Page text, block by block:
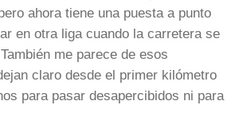
ahora tiene una puesta a punto
en otra liga cuando la carretera se
me parece de esos
claro desde el primer kilómetro
para pasar desapercibidos ni para